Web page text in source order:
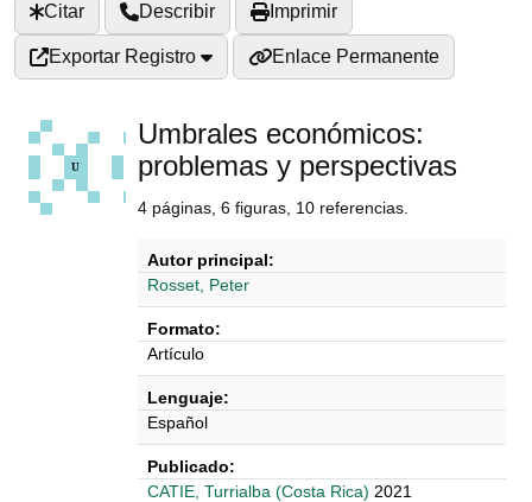
Citar Describir Imprimir
Exportar Registro Enlace Permanente
Umbrales económicos:
problemas y perspectivas
4 páginas, 6 figuras, 10 referencias.
Autor principal:
Rosset, Peter
Formato:
Artículo
Lenguaje:
Español
Publicado:
CATIE, Turrialba (Costa Rica) 2021